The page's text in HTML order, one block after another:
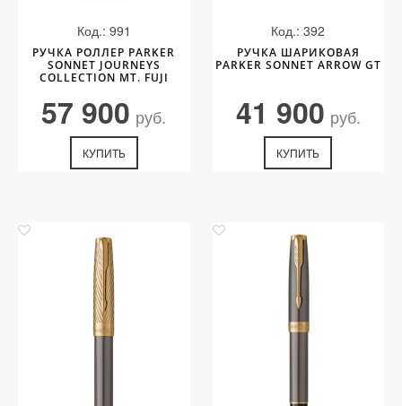
Код.: 991
РУЧКА РОЛЛЕР PARKER
SONNET JOURNEYS
COLLECTION MT. FUJI
57 900 руб.
КУПИТЬ
Код.: 392
РУЧКА ШАРИКОВАЯ
PARKER SONNET ARROW GT
41 900 руб.
КУПИТЬ